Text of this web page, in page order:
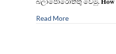
Read More